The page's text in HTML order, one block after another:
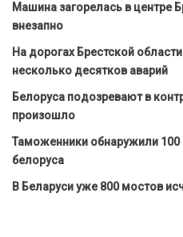
Машина загорелась в центре
внезапно
На дорогах Брестской
несколько десятков аварий
Белоруса подозревают в
произошло
Таможенники обнаружили 100
белоруса
В Беларуси уже 800 мостов